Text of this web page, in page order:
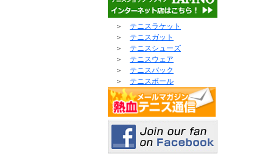
＞ テニスラケット
＞ テニスガット
＞ テニスシューズ
＞ テニスウェア
＞ テニスバック
＞ テニスボール